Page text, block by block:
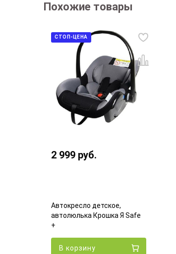
Похожие товары
СТОП-ЦЕНА
2 999 руб.
Автокресло детское,
автолюлька Крошка Я Safe
+
В корзину